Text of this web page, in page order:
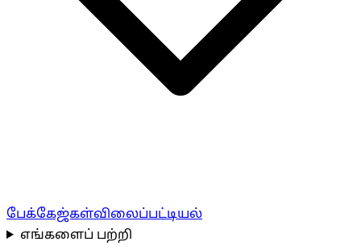
பேக்கேஜ்கள்விலைப்பட்டியல்
எங்களைப் பற்றி